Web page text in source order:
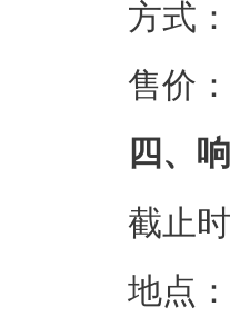
方式
售价
四、
截止
地点